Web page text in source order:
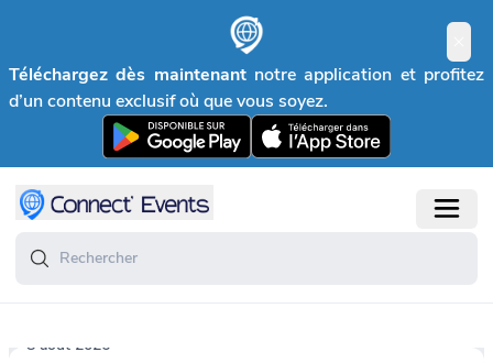
Téléchargez dès maintenant notre application et profitez
d’un contenu exclusif où que vous soyez.
8 août 2026